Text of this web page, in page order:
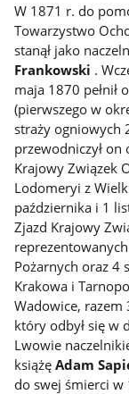
W 1871 r. do
Towarzystwo
stanął jako
Frankowski .
maja 1870 pełnił
(pierwszego w
straży ogniowych
przewodniczył on
Krajowy Związek
Lodomeryi z
października i 1
Zjazd Krajowy
Pożarnych oraz 4
Krakowa i
Wadowice, razem
który odbył się w
Lwowie
książęAdam
do swej śmierci w